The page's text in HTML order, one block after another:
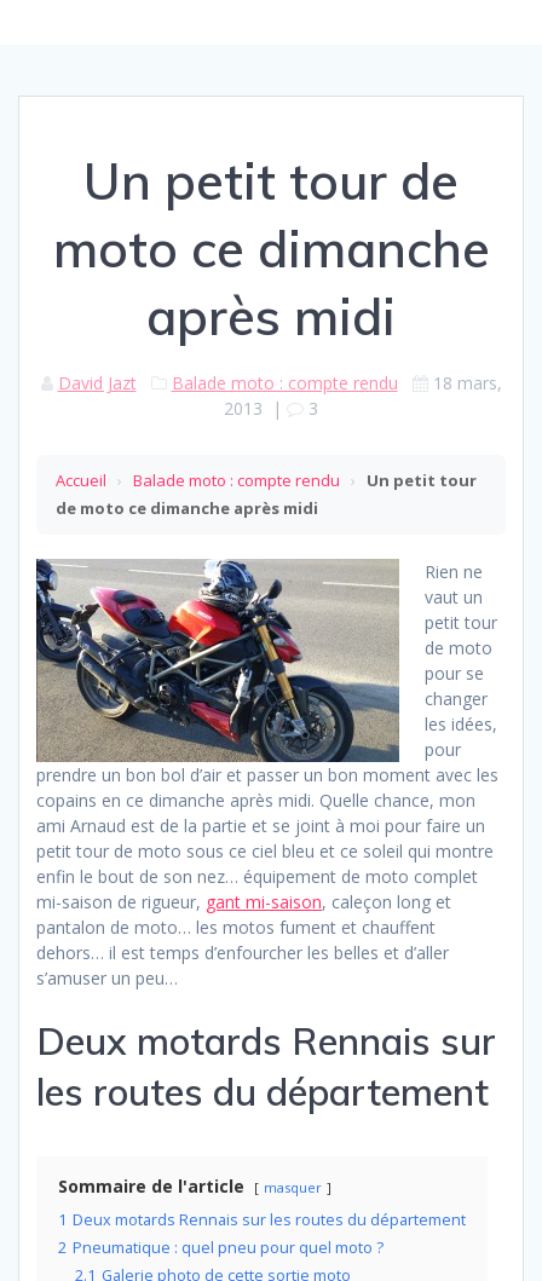
Un petit tour de
moto ce dimanche
après midi
David Jazt Balade moto : compte rendu
18 mars,
2013 | 3
Accueil › Balade moto : compte rendu ›
Un petit tour
de moto ce dimanche après midi
Rien ne
vaut un
petit tour
de moto
pour se
changer
les idées,
pour
prendre un bon bol d’air et passer un bon moment avec les
copains en ce dimanche après midi. Quelle chance, mon
ami Arnaud est de la partie et se joint à moi pour faire un
petit tour de moto sous ce ciel bleu et ce soleil qui montre
enfin le bout de son nez… équipement de moto complet
mi-saison de rigueur, gant mi-saison, caleçon long et
pantalon de moto… les motos fument et chauffent
dehors… il est temps d’enfourcher les belles et d’aller
s’amuser un peu…
Deux motards Rennais sur
les routes du département
Sommaire de l'article masquer
1 Deux motards Rennais sur les routes du département
2 Pneumatique : quel pneu pour quel moto ?
2.1 Galerie photo de cette sortie moto